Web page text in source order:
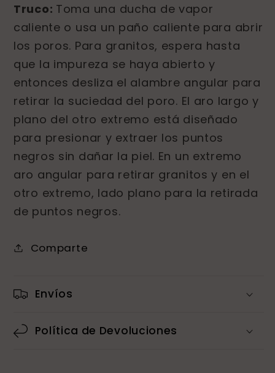
Truco: Toma una ducha de vapor
caliente o usa un paño caliente para abrir
los poros. Para granitos, espera hasta
que la impureza se haya abierto y
entonces desliza el alambre angular para
retirar la suciedad del poro. El aro largo y
plano del otro extremo está diseñado
para presionar y extraer los puntos
negros sin dañar la piel. En un extremo
aro angular para retirar granitos y en el
otro extremo, lado plano para la retirada
de puntos negros.
Comparte
Envíos
Política de Devoluciones